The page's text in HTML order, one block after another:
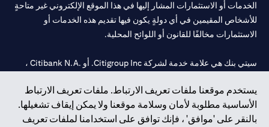
يستخدم موقعنا ملفات تعريف الارتباط. ملفات تعريف الارتباط
الأساسية مطلوبة لأمان وسلامة موقعنا ولا يمكن إيقاف تشغيلها.
بالنقر على 'موافق' ، فإنك توافق على استخدامنا لملفات تعريف
الخدمات أو الاستثمارات المشار إليها في هذا الموقع الإلكتروني غير متاحةٍ
للأشخاص المقيمين في أي دولةٍ يكون فيها تقديم هذه الخدمات أو
الاستثمارات مخالفًا للقانون أو اللوائح المحلية.
سيتي بنك هي علامة خدمة لشركة Citigroup Inc. أو .Citibank N.A ،
سيتي بنك إن. إيه. الإمارات مسجل لدى مصرف الإمارات المركزي تحت
أرقام التراخيص 202563 لفرع الوصل في دبي، 531989 لفرع مول